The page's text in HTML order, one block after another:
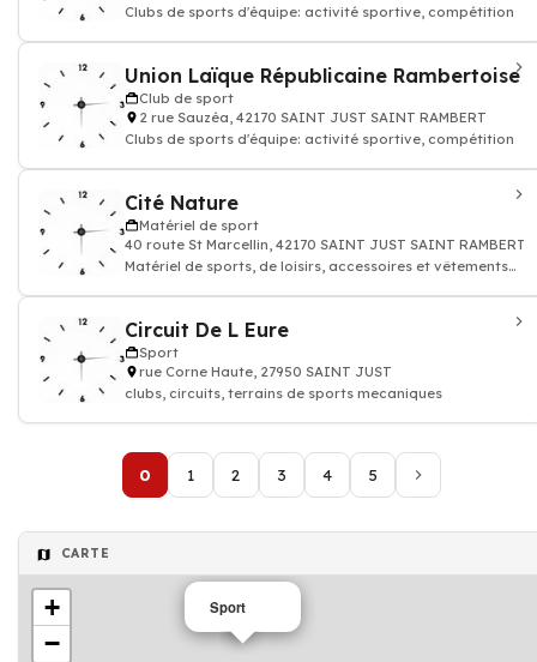
Clubs de sports d'équipe: activité sportive, compétition
Union Laïque Républicaine Rambertoise
Club de sport
2 rue Sauzéa, 42170 SAINT JUST SAINT RAMBERT
Clubs de sports d'équipe: activité sportive, compétition
Cité Nature
Matériel de sport
40 route St Marcellin, 42170 SAINT JUST SAINT RAMBERT
Matériel de sports, de loisirs, accessoires et vêtements
Circuit De L Eure
Sport
rue Corne Haute, 27950 SAINT JUST
clubs, circuits, terrains de sports mecaniques
0 1 2 3 4 5
CARTE
Sport
+
−